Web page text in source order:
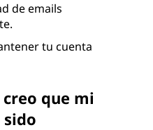
de emails
tu cuenta
que mi